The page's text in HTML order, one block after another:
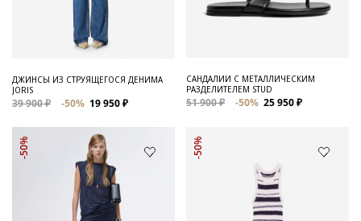
ДЖИНСЫ ИЗ СТРУЯЩЕГОСЯ ДЕНИМА
JORIS
39 900 ₽ -50% 19 950 ₽
САНДАЛИИ С МЕТАЛЛИЧЕСКИМ
РАЗДЕЛИТЕЛЕМ STUD
51 900 ₽ -50% 25 950 ₽
-50% -50%